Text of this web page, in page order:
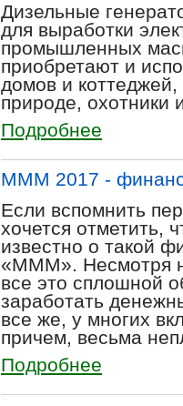
Дизельные
для выработки
промышленных
приобретают и
домов и
природе, охотники
Подробнее
МММ 2017 -
Если вспомнить
хочется отметить,
известно о такой
«МММ». Несмотря
все это сплошной
заработать
все же, у многих
причем, весьма
Подробнее